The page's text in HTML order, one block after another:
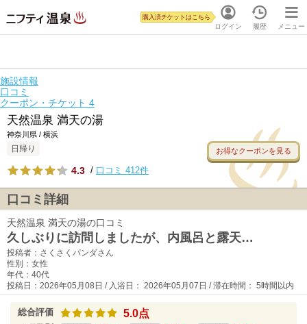
ログイン
購入済チケットはこちら
履歴 メニュー
施設情報
口コミ
クーポン・チケット 4
天然温泉 満天の湯
神奈川県 / 横浜
日帰り お得なクーポンを見る
4.3 / 口コミ 412件
口コミ詳細
天然温泉 満天の湯の口コミ
久しぶりに訪問しましたが、内風呂と露天…
投稿者：さくさくパンダさん
性別：女性
年代：40代
投稿日：2026年05月08日 / 入浴日： 2026年05月07日 / 滞在時間： 5時間以内
総合評価 5.0点